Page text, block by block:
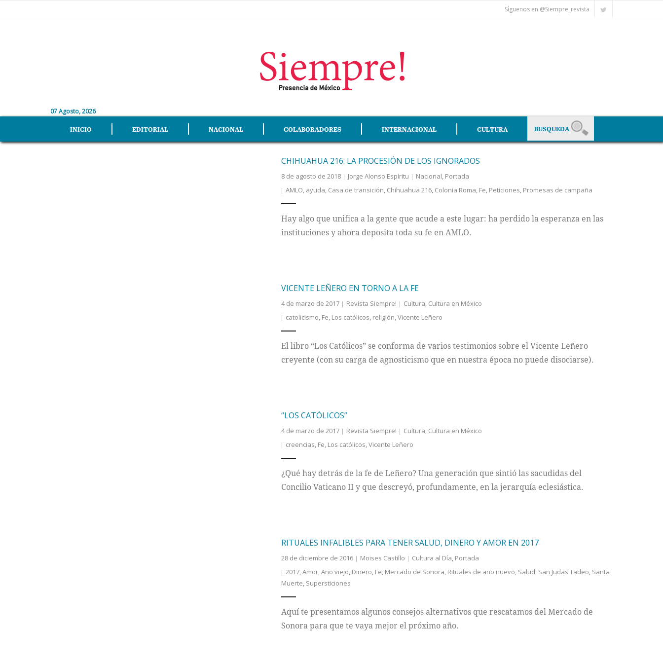
Síguenos en @Siempre_revista
07 Agosto, 2026
INICIO EDITORIAL NACIONAL COLABORADORES INTERNACIONAL CULTURA
CHIHUAHUA 216: LA PROCESIÓN DE LOS IGNORADOS
8 de agosto de 2018 Jorge Alonso Espíritu Nacional, Portada
AMLO, ayuda, Casa de transición, Chihuahua 216, Colonia Roma, Fe, Peticiones, Promesas de campaña
Hay algo que unifica a la gente que acude a este lugar: ha perdido la esperanza en las
instituciones y ahora deposita toda su fe en AMLO.
VICENTE LEÑERO EN TORNO A LA FE
4 de marzo de 2017 Revista Siempre! Cultura, Cultura en México
catolicismo, Fe, Los católicos, religión,Vicente Leñero
El libro “Los Católicos” se conforma de varios testimonios sobre el Vicente Leñero
creyente (con su carga de agnosticismo que en nuestra época no puede disociarse).
“LOS CATÓLICOS”
4 de marzo de 2017 Revista Siempre! Cultura, Cultura en México
creencias, Fe, Los católicos,Vicente Leñero
¿Qué hay detrás de la fe de Leñero? Una generación que sintió las sacudidas del
Concilio Vaticano II y que descreyó, profundamente, en la jerarquía eclesiástica.
RITUALES INFALIBLES PARA TENER SALUD, DINERO Y AMOR EN 2017
28 de diciembre de 2016 Moises Castillo Cultura al Día, Portada
2017,Amor,Año viejo, Dinero, Fe, Mercado de Sonora, Rituales de año nuevo, Salud, San Judas Tadeo, Santa
Muerte, Supersticiones
Aquí te presentamos algunos consejos alternativos que rescatamos del Mercado de
Sonora para que te vaya mejor el próximo año.